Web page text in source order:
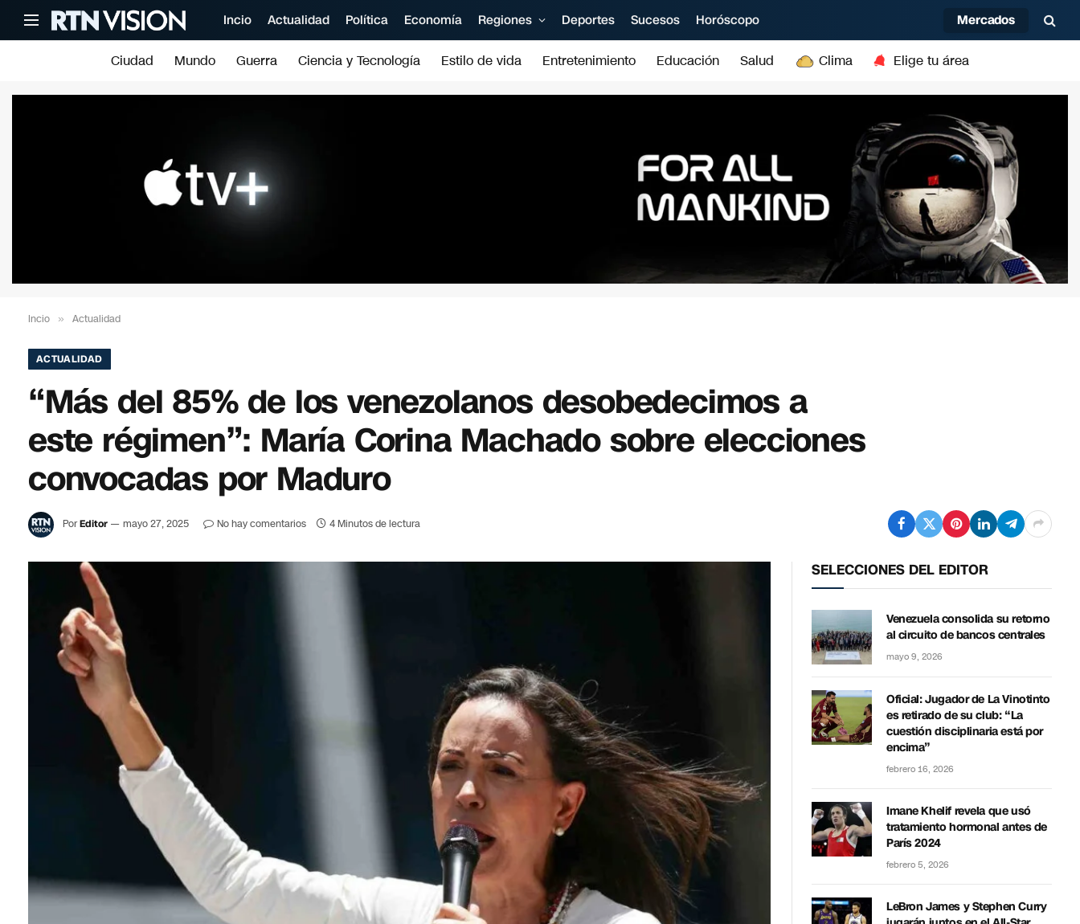
Incio Actualidad Política Economía Regiones Deportes Sucesos Horóscopo Mercados
Ciudad Mundo Guerra Ciencia y Tecnología Estilo de vida Entretenimiento Educación Salud Clima Elige tu área
Incio » Actualidad
ACTUALIDAD
“Más del 85% de los venezolanos desobedecimos a
este régimen”: María Corina Machado sobre elecciones
convocadas por Maduro
PorEditor mayo 27, 2025 No hay comentarios 4 Minutos de lectura
SELECCIONES DEL EDITOR
Venezuela consolida su retorno
al circuito de bancos centrales
mayo 9, 2026
Oficial: Jugador de La Vinotinto
es retirado de su club: “La
cuestión disciplinaria está por
encima”
febrero 16, 2026
Imane Khelif revela que usó
tratamiento hormonal antes de
París 2024
febrero 5, 2026
LeBron James y Stephen Curry